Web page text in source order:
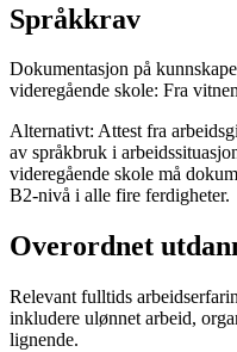
Språkkrav
Dokumentasjon på
videregående skole: Fra
Alternativt: Attest fra
av språkbruk i
videregående skole må
B2-nivå i alle fire ferdigheter.
Overordnet
Relevant fulltids
inkludere ulønnet arbeid,
lignende.